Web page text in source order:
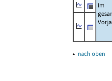
Im
▴ nach oben